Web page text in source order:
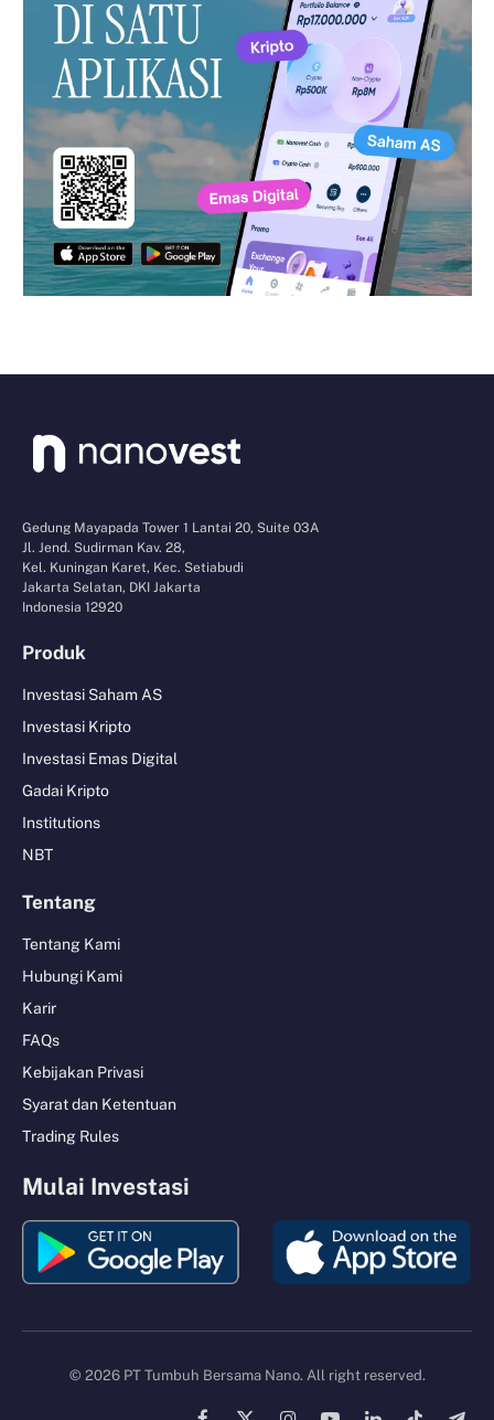
Gedung Mayapada Tower 1 Lantai 20, Suite 03A
Jl. Jend. Sudirman Kav. 28,
Kel. Kuningan Karet, Kec. Setiabudi
Jakarta Selatan, DKI Jakarta
Indonesia 12920
Produk
Investasi Saham AS
Investasi Kripto
Investasi Emas Digital
Gadai Kripto
Institutions
NBT
Tentang
Tentang Kami
Hubungi Kami
Karir
FAQs
Kebijakan Privasi
Syarat dan Ketentuan
Trading Rules
Mulai Investasi
© 2026 PT Tumbuh Bersama Nano. All right reserved.